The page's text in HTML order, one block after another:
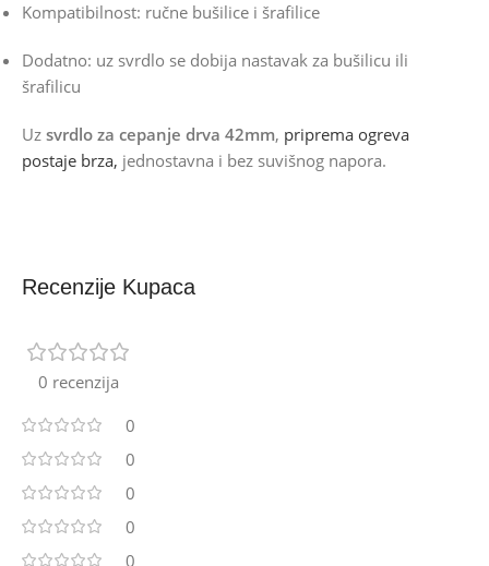
Kompatibilnost: ručne bušilice i šrafilice
Dodatno: uz svrdlo se dobija nastavak za bušilicu ili
šrafilicu
Uz svrdlo za cepanje drva 42mm, priprema ogreva
postaje brza, jednostavna i bez suvišnog napora.
Recenzije Kupaca
0 recenzija
0
0
0
0
0